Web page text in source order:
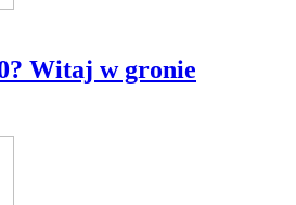
Witaj w gronie